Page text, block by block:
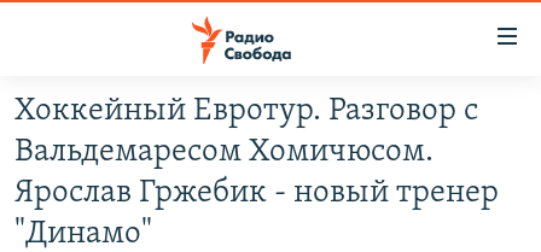
упрощенного
доступа
Вернуться
основному
ПОДКАСТЫ
АВТОРСКИЕ ПРОЕКТЫ
Хоккейный Евротур. Разговор с
Вальдемаресом Хомичюсом.
Ярослав Гржебик - новый тренер
"Динамо"